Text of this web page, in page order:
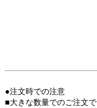
●注文時での注
■大きな数量でのご注文